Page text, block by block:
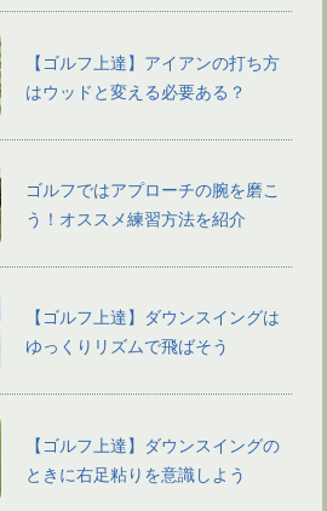
【ゴルフ上達】アイアンの打ち方
はウッドと変える必要ある？
ゴルフではアプローチの腕を磨こ
う！オススメ練習方法を紹介
【ゴルフ上達】ダウンスイングは
ゆっくりリズムで飛ばそう
【ゴルフ上達】ダウンスイングの
ときに右足粘りを意識しよう